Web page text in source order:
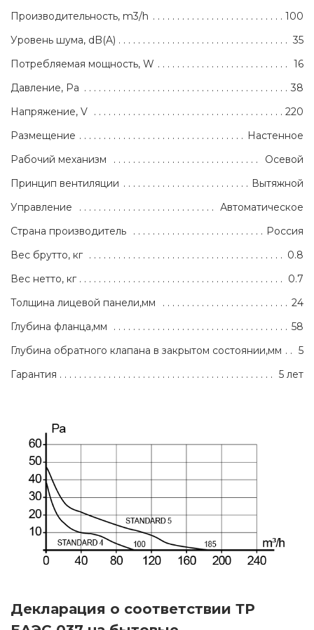
Производительность, m3/h
100
Уровень шума, dB(A)
35
Потребляемая мощность, W
16
Давление, Pa
38
Напряжение, V
220
Размещение
Настенное
Рабочий механизм
Осевой
Принцип вентиляции
Вытяжной
Управление
Автоматическое
Страна производитель
Россия
Вес брутто, кг
0.8
Вес нетто, кг
0.7
Толщина лицевой панели,мм
24
Глубина фланца,мм
58
Глубина обратного клапана в закрытом состоянии,мм
5
Гарантия
5 лет
Декларация о соответствии ТР